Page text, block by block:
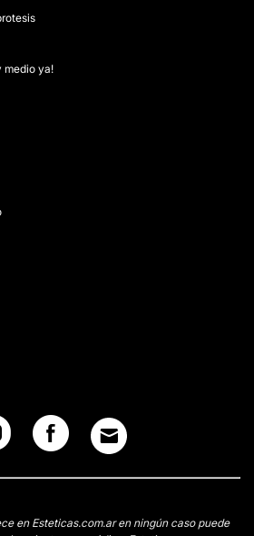
medio ya!
en Esteticas.com.ar en ningún caso puede